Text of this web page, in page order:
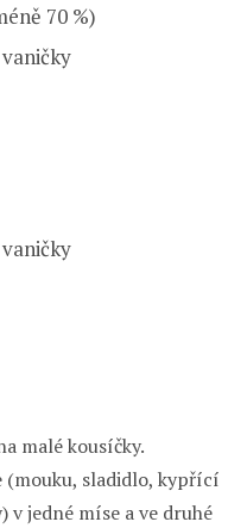
70 %)
malé kousíčky.
(mouku, sladidlo, kypřící
v jedné míse a ve druhé